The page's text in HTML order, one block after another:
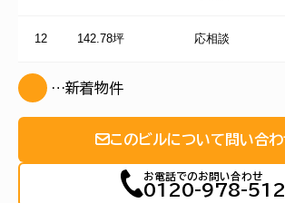
12 142.78坪 応相談
…新着物件
このビルについて問い合わ
お電話でのお問い合わせ
0120-978-512